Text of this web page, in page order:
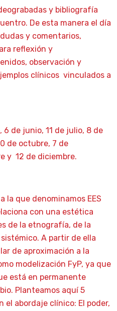
y bibliografía
De esta manera el día
y comentarios,
reflexión y
observación y
clínicos vinculados a
6 de junio, 11 de julio, 8 de
de octubre, 7 de
y 12 de diciembre.
la que denominamos EES
con una estética
de la etnografía, de la
A partir de ella
de aproximación a la
modelización FyP, ya que
está en permanente
Planteamos aquí 5
el abordaje clínico: El poder,